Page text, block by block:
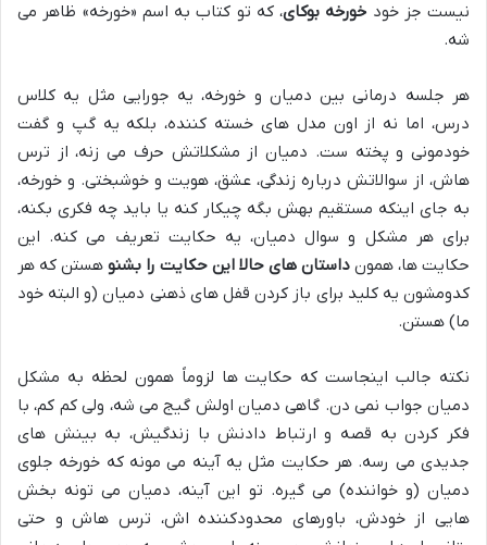
نیست جز خود خورخه بوکای، که تو کتاب به اسم «خورخه» ظاهر می
شه.
هر جلسه درمانی بین دمیان و خورخه، یه جورایی مثل یه کلاس
درس، اما نه از اون مدل های خسته کننده، بلکه یه گپ و گفت
خودمونی و پخته ست. دمیان از مشکلاتش حرف می زنه، از ترس
هاش، از سوالاتش درباره زندگی، عشق، هویت و خوشبختی. و خورخه،
به جای اینکه مستقیم بهش بگه چیکار کنه یا باید چه فکری بکنه،
برای هر مشکل و سوال دمیان، یه حکایت تعریف می کنه. این
حکایت ها، همون داستان های حالا این حکایت را بشنو هستن که هر
کدومشون یه کلید برای باز کردن قفل های ذهنی دمیان (و البته خود
ما) هستن.
نکته جالب اینجاست که حکایت ها لزوماً همون لحظه به مشکل
دمیان جواب نمی دن. گاهی دمیان اولش گیج می شه، ولی کم کم، با
فکر کردن به قصه و ارتباط دادنش با زندگیش، به بینش های
جدیدی می رسه. هر حکایت مثل یه آینه می مونه که خورخه جلوی
دمیان (و خواننده) می گیره. تو این آینه، دمیان می تونه بخش
هایی از خودش، باورهای محدودکننده اش، ترس هاش و حتی